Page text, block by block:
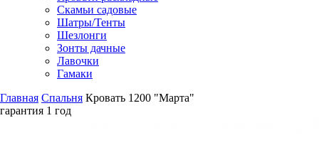
Скамьи садовые
Шатры/Тенты
Шезлонги
Зонты дачные
Лавочки
Гамаки
Главная Спальня Кровать 1200 "Марта"
гарантия 1 год